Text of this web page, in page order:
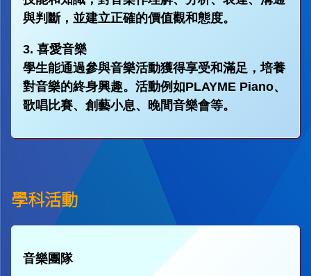
與判斷，並建立正確的價值觀和態度。
3. 喜愛音樂
學生能通過參與音樂活動獲得享受和滿足，培養
對音樂的終身興趣。活動例如PLAYME Piano、
歌唱比賽、創藝小息、晚間音樂會等。
學科活動
音樂團隊